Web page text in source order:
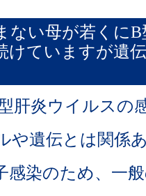
ない母が若くに
けていますが遺
肝炎ウイルスの
や遺伝とは関係
感染のため、一